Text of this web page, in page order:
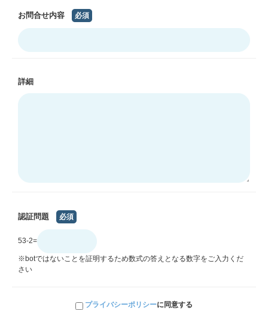
お問合せ内容 必須
詳細
認証問題 必須
53-2=
※botではないことを証明するため数式の答えとなる数字をご入力くだ
さい
プライバシーポリシーに同意する